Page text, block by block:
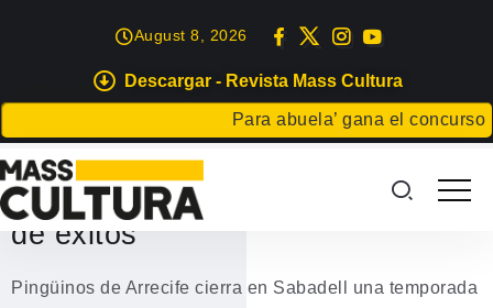
Descargar - Revista Mass Cultura
Para abuela’ gana el concurso
August 8, 2026
DEPORTES
Pingüinos de Arrecife cierra en
Sabadell una temporada repleta
de éxitos
Pingüinos de Arrecife cierra en Sabadell una temporada